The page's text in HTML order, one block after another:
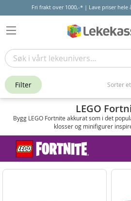
Fri frakt over 1000,-* | Lave priser
LEGO
Bygg LEGO Fortnite akkurat som i det
klosser og minifigurer
Filter Sorter